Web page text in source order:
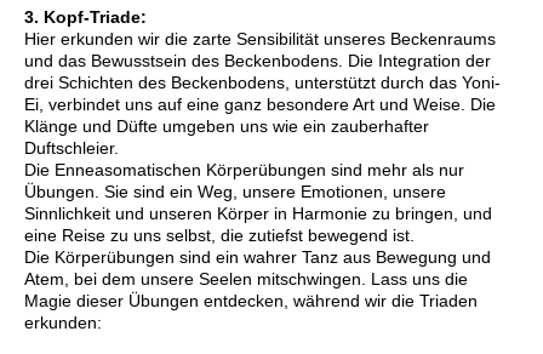
3. Kopf-Triade:
Hier erkunden wir die zarte Sensibilität unseres Beckenraums
und das Bewusstsein des Beckenbodens. Die Integration der
drei Schichten des Beckenbodens, unterstützt durch das Yoni-
Ei, verbindet uns auf eine ganz besondere Art und Weise. Die
Klänge und Düfte umgeben uns wie ein zauberhafter
Duftschleier.
Die Enneasomatischen Körperübungen sind mehr als nur
Übungen. Sie sind ein Weg, unsere Emotionen, unsere
Sinnlichkeit und unseren Körper in Harmonie zu bringen, und
eine Reise zu uns selbst, die zutiefst bewegend ist.
Die Körperübungen sind ein wahrer Tanz aus Bewegung und
Atem, bei dem unsere Seelen mitschwingen. Lass uns die
Magie dieser Übungen entdecken, während wir die Triaden
erkunden: